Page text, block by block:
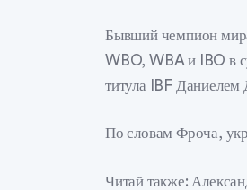
Бывший чемпион
WBO, WBA и IBO в
титула IBF
По словам Фроча,
Читай также: